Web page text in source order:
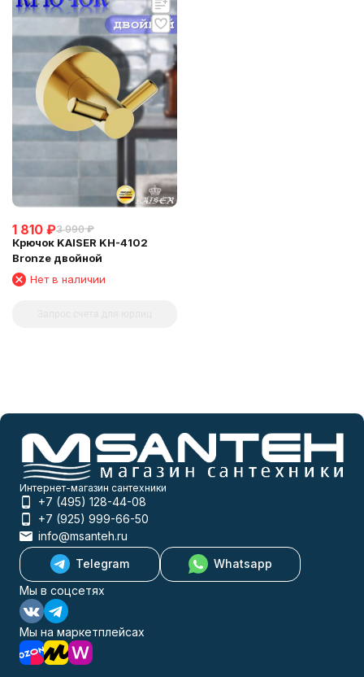
1 810 ₽3 990 ₽
Крючок KAISER KH-4102
Bronze двойной
Нет в наличии
Интернет-магазин сантехники
+7 (495) 128-44-08
+7 (925) 999-66-50
info@msanteh.ru
Telegram
Whatsapp
Мы в соцсетях
Мы на маркетплейсах